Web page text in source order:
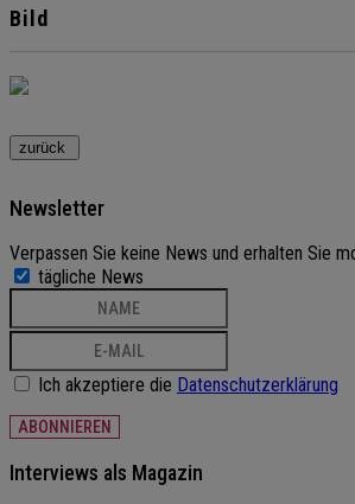
Bild
Newsletter
Verpassen Sie keine News und erhalten Sie
tägliche News
Ich akzeptiere die Datenschutzerklärung
ABONNIEREN
Interviews als Magazin